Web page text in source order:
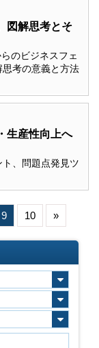
図解思考とそ
のビジネスフェ
考の意義と方法
生産性向上へ
、問題点発見ツ
9 10 »